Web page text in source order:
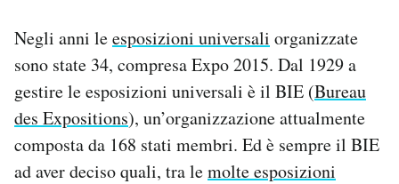
Negli anni leesposizioni universali organizzate
sono state 34, compresa Expo 2015. Dal 1929 a
gestire le esposizioni universali è il BIE (Bureau
des Expositions), un’organizzazione attualmente
composta da 168 stati membri. Ed è sempre il BIE
ad aver deciso quali, tra lemolte esposizioni